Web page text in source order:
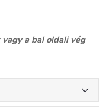
a bal oldali vég